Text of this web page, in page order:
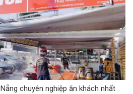
chuyên nghiệp ăn khách nhất